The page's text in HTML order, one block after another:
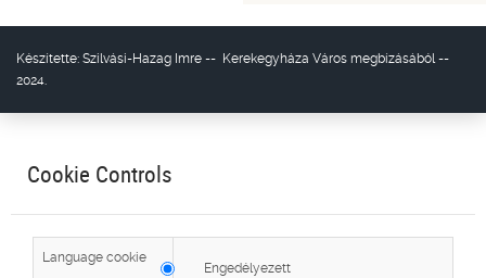
Készítette: Szilvási-Hazag Imre -- Kerekegyháza Város megbízásából --
2024.
Cookie Controls
Language cookie
Engedélyezett